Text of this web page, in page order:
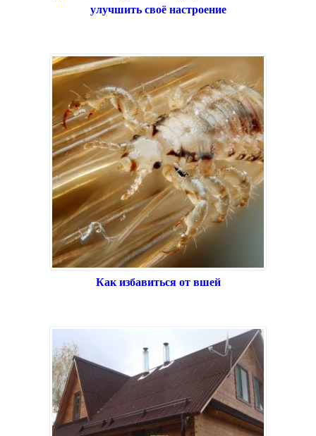
улучшить своё настроение
Как избавиться от вшей